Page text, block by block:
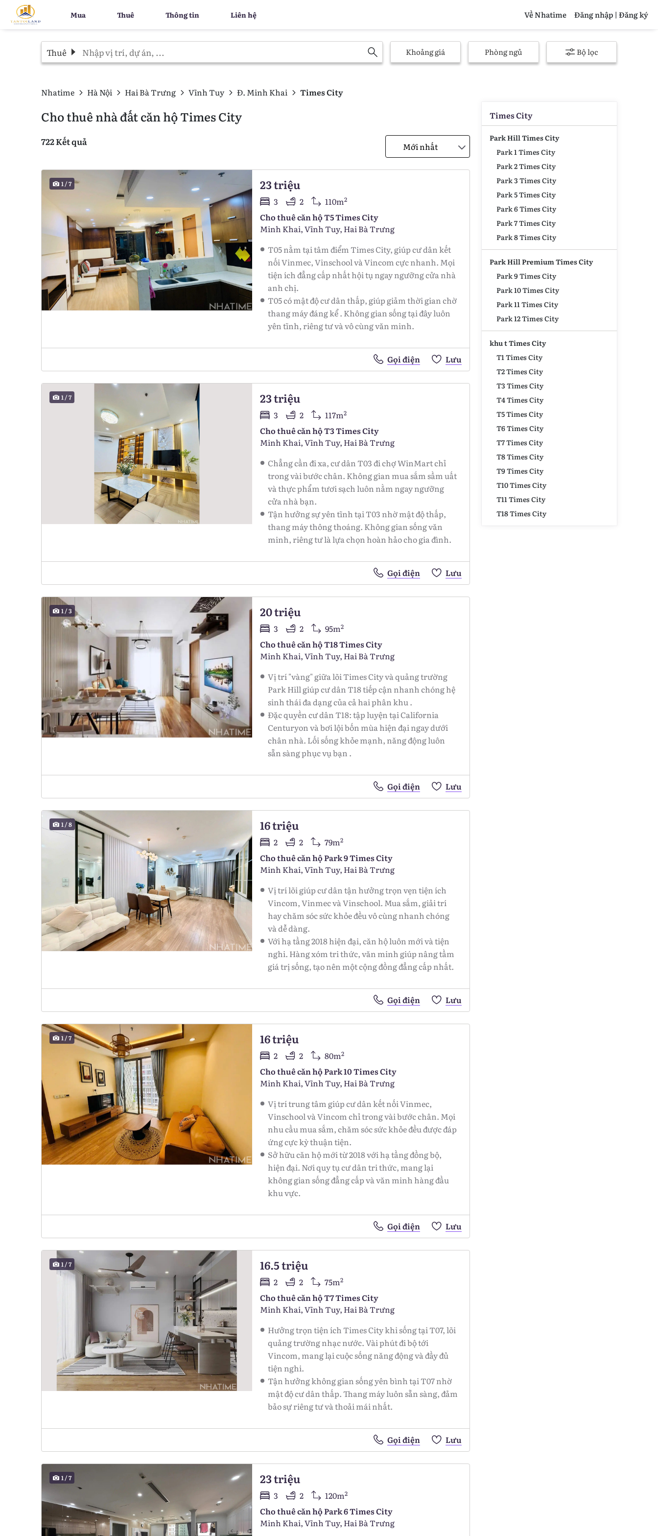
Về Nhatime Đăng nhập | Đăng ký
Mua Thuê Thông tin Liên hệ
Thuê Khoảng giá Phòng ngủ Bộ lọc
Nhatime Hà Nội Hai Bà Trưng Vĩnh Tuy Đ. Minh Khai Times City
Cho thuê nhà đất căn hộ Times City
722 Kết quả
1/7 23 triệu
3 2 110m2
Cho thuê căn hộ T5 Times City
Minh Khai, Vĩnh Tuy, Hai Bà Trưng
T05 nằm tại tâm điểm Times City, giúp cư dân kết
nối Vinmec, Vinschool và Vincom cực nhanh. Mọi
tiện ích đẳng cấp nhất hội tụ ngay ngưỡng cửa nhà
anh chị.
T05 có mật độ cư dân thấp, giúp giảm thời gian chờ
thang máy đáng kể . Không gian sống tại đây luôn
yên tĩnh, riêng tư và vô cùng văn minh.
Gọi điện Lưu
1/7 23 triệu
3 2 117m2
Cho thuê căn hộ T3 Times City
Minh Khai, Vĩnh Tuy, Hai Bà Trưng
Chẳng cần đi xa, cư dân T03 đi chợ WinMart chỉ
trong vài bước chân. Không gian mua sắm sầm uất
và thực phẩm tươi sạch luôn nằm ngay ngưỡng
cửa nhà bạn.
Tận hưởng sự yên tĩnh tại T03 nhờ mật độ thấp,
thang máy thông thoáng. Không gian sống văn
minh, riêng tư là lựa chọn hoàn hảo cho gia đình.
Gọi điện Lưu
1/3 20 triệu
3 2 95m2
Cho thuê căn hộ T18 Times City
Minh Khai, Vĩnh Tuy, Hai Bà Trưng
Vị trí "vàng" giữa lõi Times City và quảng trường
Park Hill giúp cư dân T18 tiếp cận nhanh chóng hệ
sinh thái đa dạng của cả hai phân khu .
Đặc quyền cư dân T18: tập luyện tại California
Centuryon và bơi lội bốn mùa hiện đại ngay dưới
chân nhà. Lối sống khỏe mạnh, năng động luôn
sẵn sàng phục vụ bạn .
Gọi điện Lưu
1/8 16 triệu
2 2 79m2
Cho thuê căn hộ Park 9 Times City
Minh Khai, Vĩnh Tuy, Hai Bà Trưng
Vị trí lõi giúp cư dân tận hưởng trọn vẹn tiện ích
Vincom, Vinmec và Vinschool. Mua sắm, giải trí
hay chăm sóc sức khỏe đều vô cùng nhanh chóng
và dễ dàng.
Với hạ tầng 2018 hiện đại, căn hộ luôn mới và tiện
nghi. Hàng xóm tri thức, văn minh giúp nâng tầm
giá trị sống, tạo nên một cộng đồng đẳng cấp nhất.
Gọi điện Lưu
1/7 16 triệu
2 2 80m2
Cho thuê căn hộ Park 10 Times City
Minh Khai, Vĩnh Tuy, Hai Bà Trưng
Vị trí trung tâm giúp cư dân kết nối Vinmec,
Vinschool và Vincom chỉ trong vài bước chân. Mọi
nhu cầu mua sắm, chăm sóc sức khỏe đều được đáp
ứng cực kỳ thuận tiện.
Sở hữu căn hộ mới từ 2018 với hạ tầng đồng bộ,
hiện đại. Nơi quy tụ cư dân tri thức, mang lại
không gian sống đẳng cấp và văn minh hàng đầu
khu vực.
Gọi điện Lưu
1/7 16.5 triệu
2 2 75m2
Cho thuê căn hộ T7 Times City
Minh Khai, Vĩnh Tuy, Hai Bà Trưng
Hưởng trọn tiện ích Times City khi sống tại T07, lõi
quảng trường nhạc nước. Vài phút đi bộ tới
Vincom, mang lại cuộc sống năng động và đầy đủ
tiện nghi.
Tận hưởng không gian sống yên bình tại T07 nhờ
mật độ cư dân thấp. Thang máy luôn sẵn sàng, đảm
bảo sự riêng tư và thoải mái nhất.
Gọi điện Lưu
1/7 23 triệu
3 2 120m2
Cho thuê căn hộ Park 6 Times City
Minh Khai, Vĩnh Tuy, Hai Bà Trưng
Times City
Park Hill Times City
Park 1 Times City
Park 2 Times City
Park 3 Times City
Park 5 Times City
Park 6 Times City
Park 7 Times City
Park 8 Times City
Park Hill Premium Times City
Park 9 Times City
Park 10 Times City
Park 11 Times City
Park 12 Times City
khu t Times City
T1 Times City
T2 Times City
T3 Times City
T4 Times City
T5 Times City
T6 Times City
T7 Times City
T8 Times City
T9 Times City
T10 Times City
T11 Times City
T18 Times City